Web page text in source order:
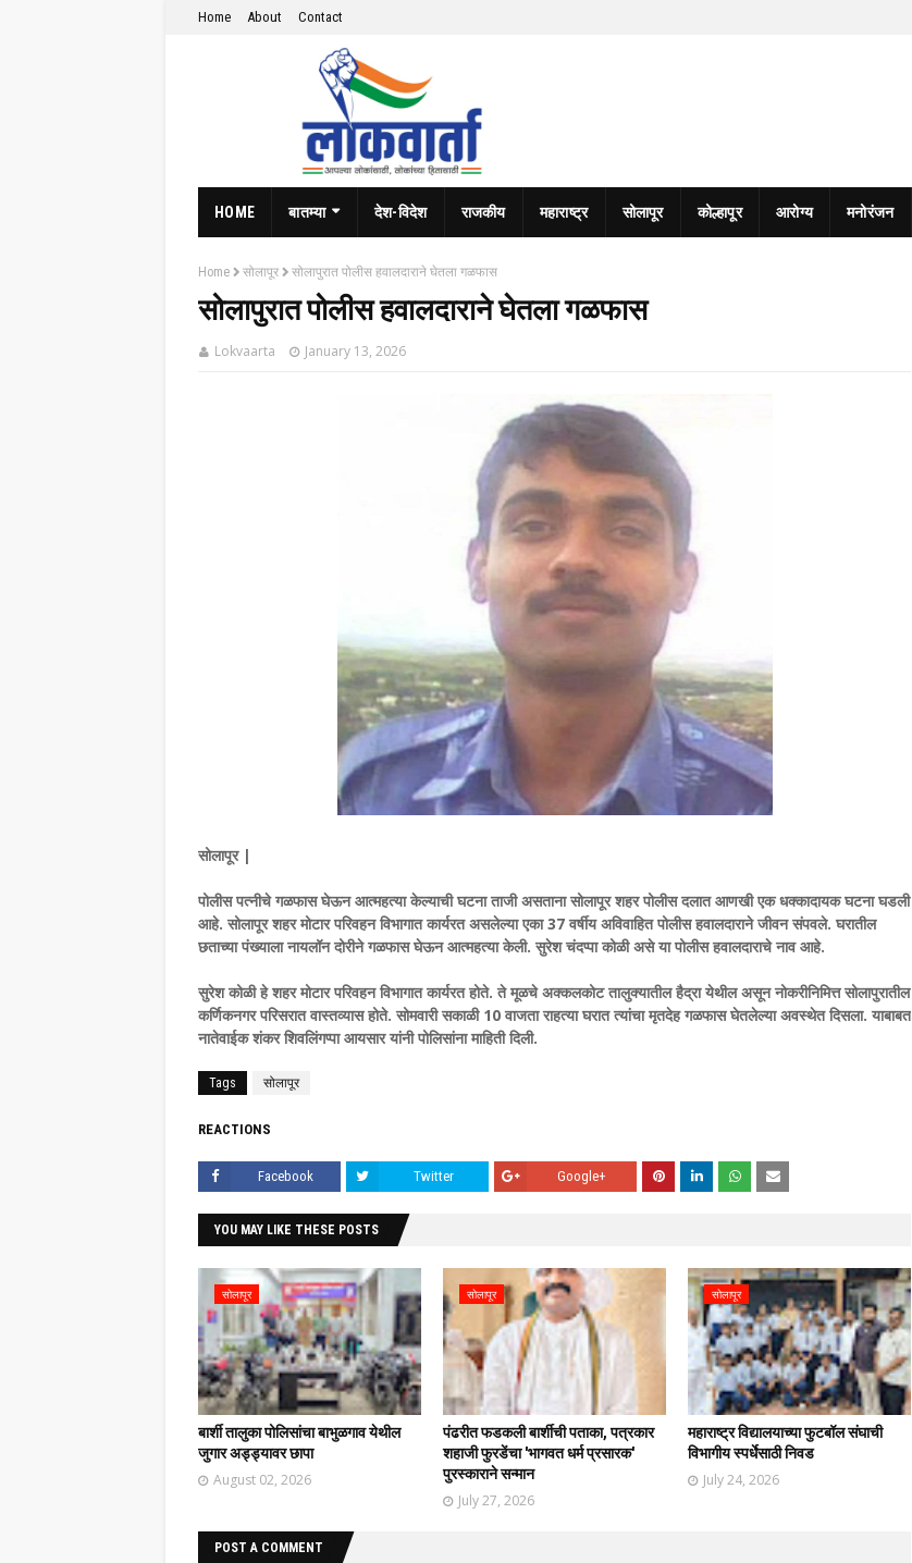
Home About Contact
HOME बातम्या देश-विदेश राजकीय महाराष्ट्र सोलापूर कोल्हापूर आरोग्य मनोरंजन
Home सोलापूर सोलापुरात पोलीस हवालदाराने घेतला गळफास
सोलापुरात पोलीस हवालदाराने घेतला गळफास
Lokvaarta January 13, 2026
सोलापूर |
पोलीस पत्नीचे गळफास घेऊन आत्महत्या केल्याची घटना ताजी असताना सोलापूर शहर पोलीस दलात आणखी एक धक्कादायक घटना घडली
आहे. सोलापूर शहर मोटार परिवहन विभागात कार्यरत असलेल्या एका 37 वर्षीय अविवाहित पोलीस हवालदाराने जीवन संपवले. घरातील
छताच्या पंख्याला नायलॉन दोरीने गळफास घेऊन आत्महत्या केली. सुरेश चंदप्पा कोळी असे या पोलीस हवालदाराचे नाव आहे.
सुरेश कोळी हे शहर मोटार परिवहन विभागात कार्यरत होते. ते मूळचे अक्कलकोट तालुक्यातील हैद्रा येथील असून नोकरीनिमित्त सोलापुरातील
कर्णिकनगर परिसरात वास्तव्यास होते. सोमवारी सकाळी 10 वाजता राहत्या घरात त्यांचा मृतदेह गळफास घेतलेल्या अवस्थेत दिसला. याबाबत
नातेवाईक शंकर शिवलिंगप्पा आयसार यांनी पोलिसांना माहिती दिली.
Tags सोलापूर
REACTIONS
Facebook Twitter Google+
YOU MAY LIKE THESE POSTS
सोलापूर
बार्शी तालुका पोलिसांचा बाभुळगाव येथील
जुगार अड्ड्यावर छापा
August 02, 2026
सोलापूर
पंढरीत फडकली बार्शीची पताका, पत्रकार
शहाजी फुरडेंचा 'भागवत धर्म प्रसारक'
पुरस्काराने सन्मान
July 27, 2026
सोलापूर
महाराष्ट्र विद्यालयाच्या फुटबॉल संघाची
विभागीय स्पर्धेसाठी निवड
July 24, 2026
POST A COMMENT